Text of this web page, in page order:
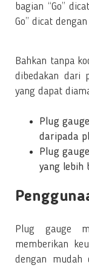
bagian “Go”
Go” dicat
Bahkan tanpa
dibedakan dari
yang dapat
Plug
daripada
Plug
yang lebih
Plug gauge
memberikan
dengan mudah